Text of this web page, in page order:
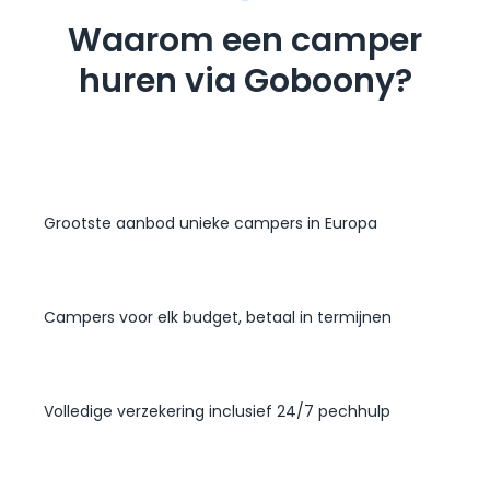
Waarom een camper
huren via Goboony?
Grootste aanbod unieke campers in Europa
Campers voor elk budget, betaal in termijnen
Volledige verzekering inclusief 24/7 pechhulp